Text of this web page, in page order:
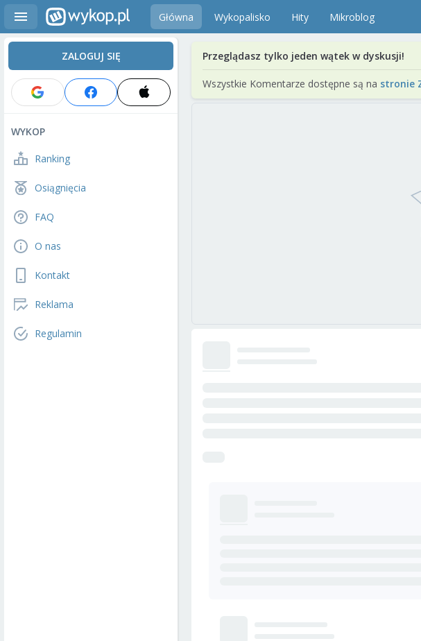
Główna Wykopalisko Hity Mikroblog
ZALOGUJ SIĘ
WYKOP
Ranking
Osiągnięcia
FAQ
O nas
Kontakt
Reklama
Regulamin
Przeglądasz tylko jeden wątek w dyskusji!
Wszystkie Komentarze dostępne są na stronie